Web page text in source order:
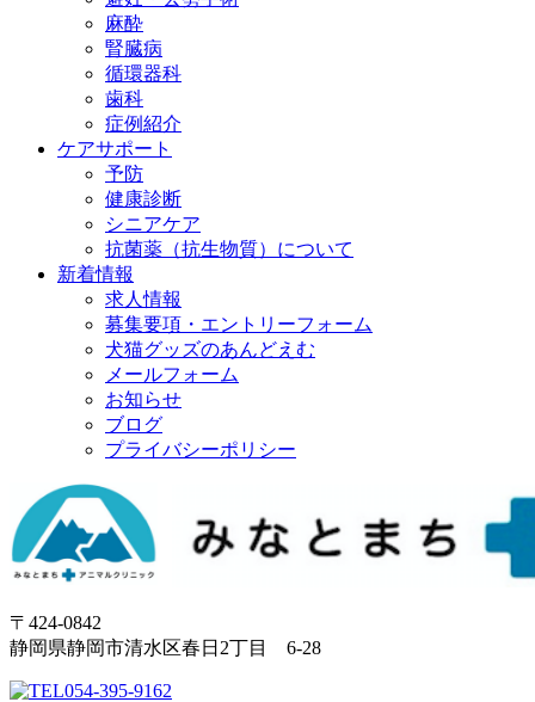
麻酔
腎臓病
循環器科
歯科
症例紹介
ケアサポート
予防
健康診断
シニアケア
抗菌薬（抗生物質）について
新着情報
求人情報
募集要項・エントリーフォーム
犬猫グッズのあんどえむ
メールフォーム
お知らせ
ブログ
プライバシーポリシー
〒424-0842
静岡県静岡市清水区春日2丁目 6-28
054-395-9162